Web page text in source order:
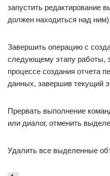
запустить редактирование
должен находиться над ним).
Завершить операцию с
следующему этапу работы,
процессе создания отчета
данных, завершив текущий
Прервать выполнение
или диалог, отменить
Удалить все выделенные